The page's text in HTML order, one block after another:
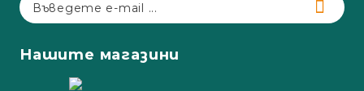
Нашите магазини